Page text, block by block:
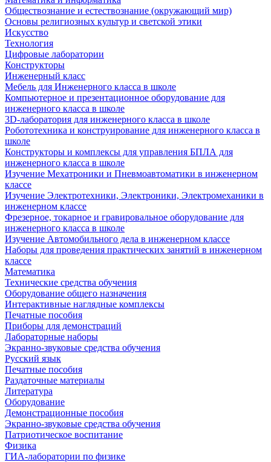
Обществознание и естествознание (окружающий мир)
Основы религиозных культур и светской этики
Искусство
Технология
Цифровые лаборатории
Конструкторы
Инженерный класс
Мебель для Инженерного класса в школе
Компьютерное и презентационное оборудование для
инженерного класса в школе
3D-лаборатория для инженерного класса в школе
Робототехника и конструирование для инженерного класса в
школе
Конструкторы и комплексы для управления БПЛА для
инженерного класса в школе
Изучение Мехатроники и Пневмоавтоматики в инженерном
классе
Изучение Электротехники, Электроники, Электромеханики в
инженерном классе
Фрезерное, токарное и гравировальное оборудование для
инженерного класса в школе
Изучение Автомобильного дела в инженерном классе
Наборы для проведения практических занятий в инженерном
классе
Математика
Технические средства обучения
Оборудование общего назначения
Интерактивные наглядные комплексы
Печатные пособия
Приборы для демонстраций
Лабораторные наборы
Экранно-звуковые средства обучения
Русский язык
Печатные пособия
Раздаточные материалы
Литература
Оборудование
Демонстрационные пособия
Экранно-звуковые средства обучения
Патриотическое воспитание
Физика
ГИА-лаборатории по физике